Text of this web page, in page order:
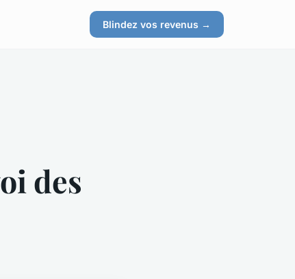
Blindez vos revenus →
des